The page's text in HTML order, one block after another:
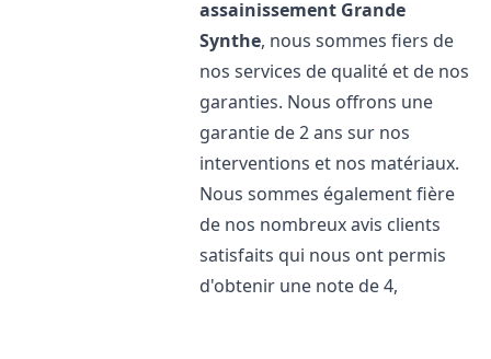
assainissement Grande
Synthe, nous sommes fiers de
nos services de qualité et de nos
garanties. Nous offrons une
garantie de 2 ans sur nos
interventions et nos matériaux.
Nous sommes également fière
de nos nombreux avis clients
satisfaits qui nous ont permis
d'obtenir une note de 4,